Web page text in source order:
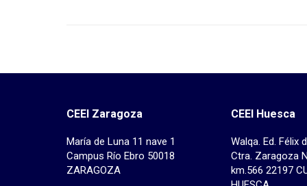
CEEI Zaragoza
María de Luna 11 nave 1
Campus Río Ebro 50018
ZARAGOZA
CEEI Huesca
Walqa. Ed. Félix
Ctra. Zaragoza
km.566 22197